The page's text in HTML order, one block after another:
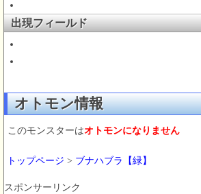
出現フィールド
オトモン情報
このモンスターはオトモンになりません
トップページ > ブナハブラ【緑】
スポンサーリンク